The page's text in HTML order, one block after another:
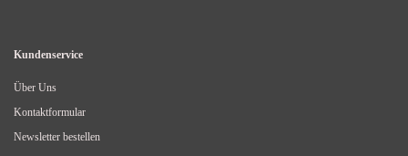
Kundenservice
Über Uns
Kontaktformular
Newsletter bestellen